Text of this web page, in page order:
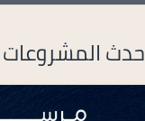
المشروعات